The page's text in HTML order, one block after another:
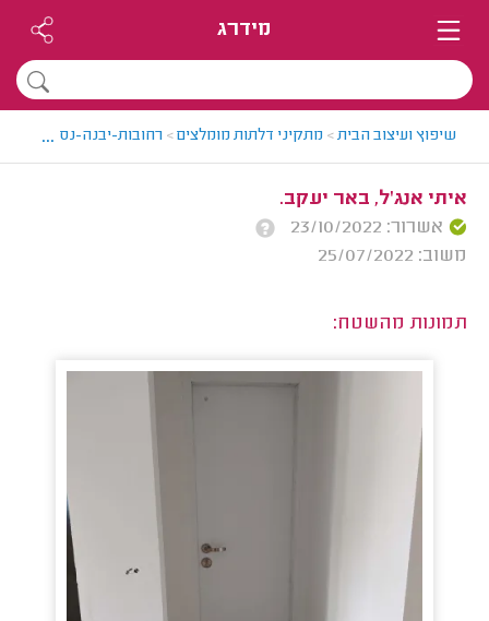
מידרג
שיפוץ ועיצוב הבית> מתקיני דלתות מומלצים> רחובות-יבנה-נס ציונה >
...
איתי אנג'ל, באר יעקב.
אשרור: 23/10/2022
משוב: 25/07/2022
תמונות מהשטח: